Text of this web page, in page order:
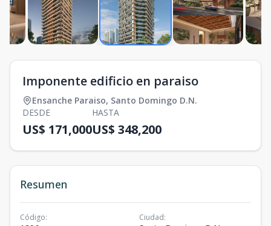
Imponente edificio en paraiso
Ensanche Paraiso, Santo Domingo D.N.
DESDE
US$ 171,000
HASTA
US$ 348,200
Resumen
Código: Ciudad: